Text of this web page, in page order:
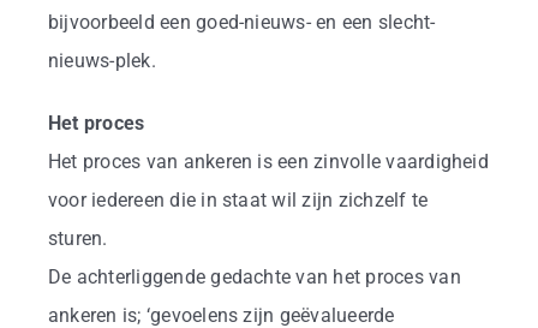
bijvoorbeeld een goed-nieuws- en een slecht-
nieuws-plek.
Het proces
Het proces van ankeren is een zinvolle vaardigheid
voor iedereen die in staat wil zijn zichzelf te
sturen.
De achterliggende gedachte van het proces van
ankeren is; ‘gevoelens zijn geëvalueerde